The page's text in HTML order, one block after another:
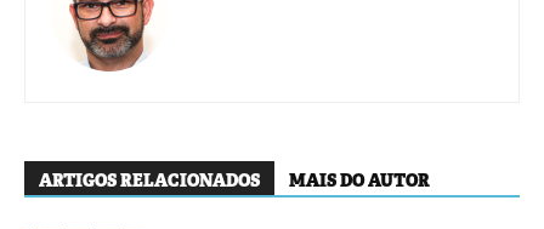
ARTIGOS RELACIONADOS MAIS DO AUTOR